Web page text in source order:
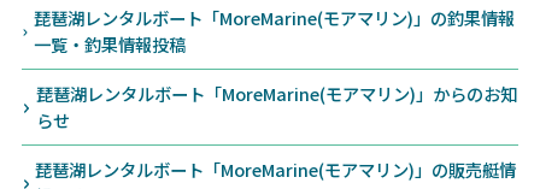
琵琶湖レンタルボート「MoreMarine(モアマリン)」の釣果情報
一覧・釣果情報投稿
琵琶湖レンタルボート「MoreMarine(モアマリン)」からのお知
らせ
琵琶湖レンタルボート「MoreMarine(モアマリン)」の販売艇情